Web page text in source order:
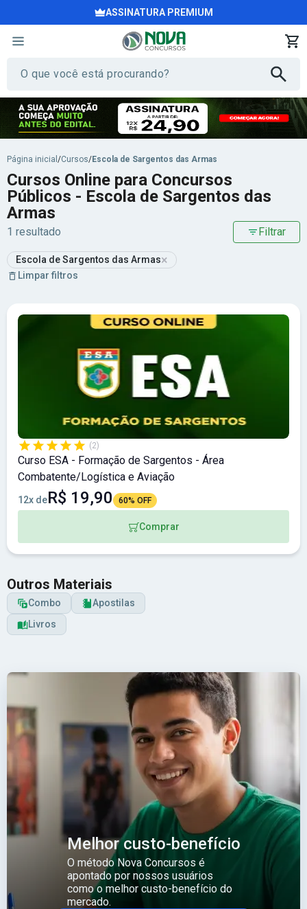
ASSINATURA PREMIUM
Página inicial /Cursos/Escola de Sargentos das Armas
Cursos Online para Concursos
Públicos - Escola de Sargentos das
Armas
1 resultado Filtrar
Escola de Sargentos das Armas×
Limpar filtros
(2)
Curso ESA - Formação de Sargentos - Área
Combatente/Logística e Aviação
12x deR$ 19,90 60% OFF
Comprar
Outros Materiais
Combo
Apostilas
Livros
Melhor custo-benefício
O método Nova Concursos é
apontado por nossos usuários
como o melhor custo-benefício do
mercado.